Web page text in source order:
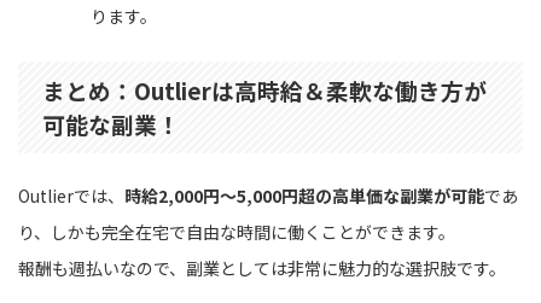
ります。
まとめ：Outlierは高時給＆柔軟な働き方が
可能な副業！
Outlierでは、 時給2,000円〜5,000円超の高単価な副業が可能であ
り、しかも完全在宅で自由な時間に働くことができます。
報酬も週払いなので、副業としては非常に魅力的な選択肢です。